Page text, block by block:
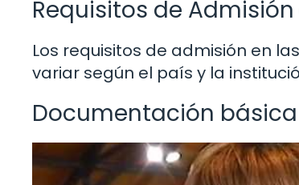
Requisitos de Admisión
Los requisitos de admisión en
variar según el país y la
Documentación básica